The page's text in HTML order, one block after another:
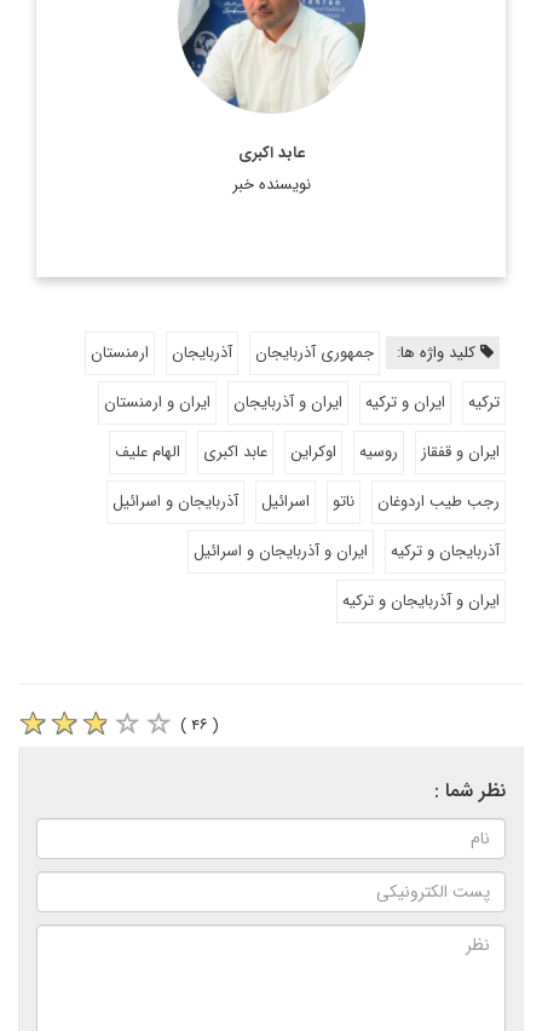
عابد اکبری
نویسنده خبر
اطلاعات بیشتر
کلید واژه ها: جمهوری آذربایجان آذربایجان
ارمنستان
ترکیه
ایران و ترکیه ایران و آذربایجان
ایران و ارمنستان
ایران و قفقاز
روسیه اوکراین عابد اکبری
الهام علیف
رجب طیب اردوغان
ناتو اسرائیل
آذربایجان و اسرائیل
آذربایجان و ترکیه
ایران و آذربایجان و اسرائیل
ایران و آذربایجان و ترکیه
( ۴۶ )
نظر شما :